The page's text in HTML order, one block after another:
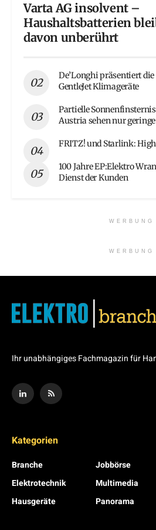
Varta AG insolvent –
Haushaltsbatterien
davon unberührt
De’Longhi präsentiert
GentleJet Klimageräte
Partielle
Austria sehen nur
FRITZ! und Starlink:
100 Jahre EP:Elektro
Dienst der Kunden
WERBUNG
WERBUNG
Ihr unabhängiges Fachmagazin für
Kategorien
Branche
Elektrotechnik
Hausgeräte
Jobbörse
Multimedia
Panorama